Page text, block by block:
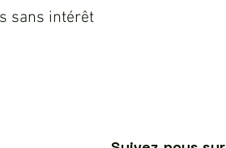
sans intérêt